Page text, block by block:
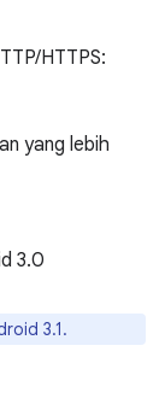
HTTPS:
yang lebih
3.0
3.1.